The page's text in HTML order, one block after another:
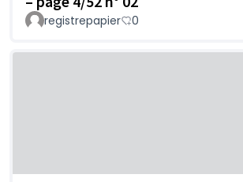
registrepapier 0